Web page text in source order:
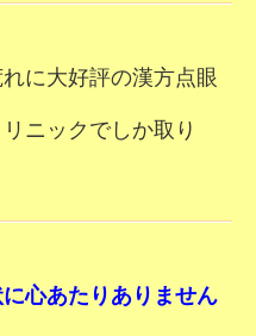
に大好評の漢方点眼
ニックでしか取り
心あたりありません